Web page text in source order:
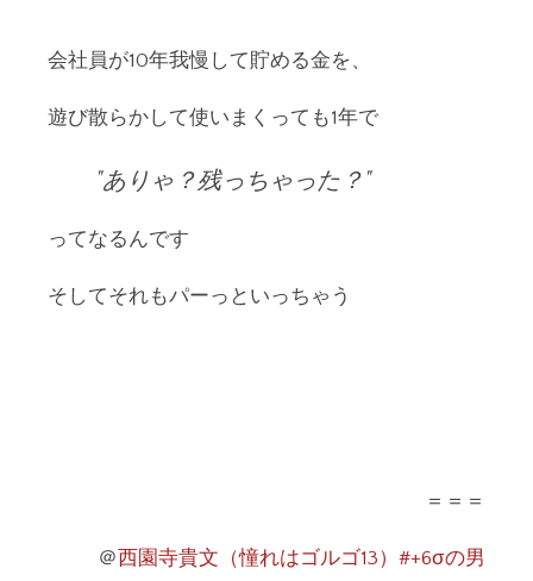
会社員が10年我慢して貯める金を、
遊び散らかして使いまくっても1年で
ありゃ？残っちゃった？
ってなるんです
そしてそれもパーっといっちゃう
＝＝＝
＠西園寺貴文（憧れはゴルゴ13）#+6σの男